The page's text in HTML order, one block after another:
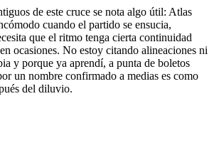
de este cruce se nota algo útil: Atlas
cuando el partido se ensucia,
que el ritmo tenga cierta continuidad
ocasiones. No estoy citando alineaciones ni
y porque ya aprendí, a punta de boletos
un nombre confirmado a medias es como
del diluvio.